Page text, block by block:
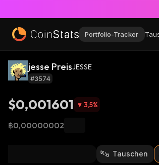
Portfolio-Tracker
jesse PreisJESSE
#3574
$0,001601 3,5%
฿0,00000002
Tauschen